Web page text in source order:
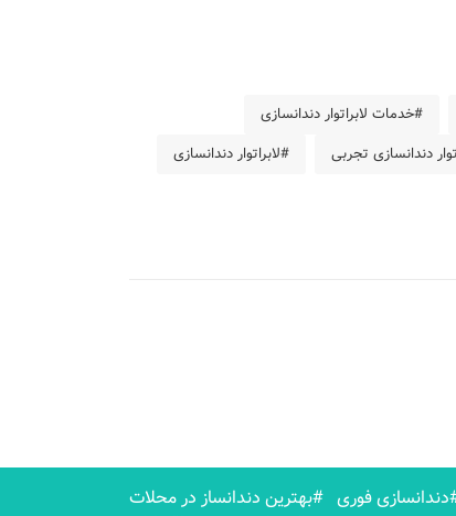
#خدمات لابراتوار دندانسازی
دندانسازی تجربی
#لابراتوار دندانسازی
فوری #بهترين دندانساز در محلات